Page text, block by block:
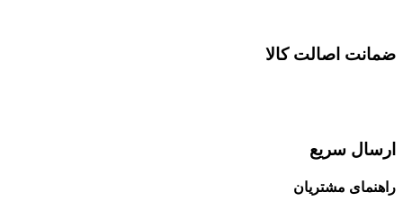
ضمانت اصالت کالا
ارسال سریع
راهنمای مشتریان